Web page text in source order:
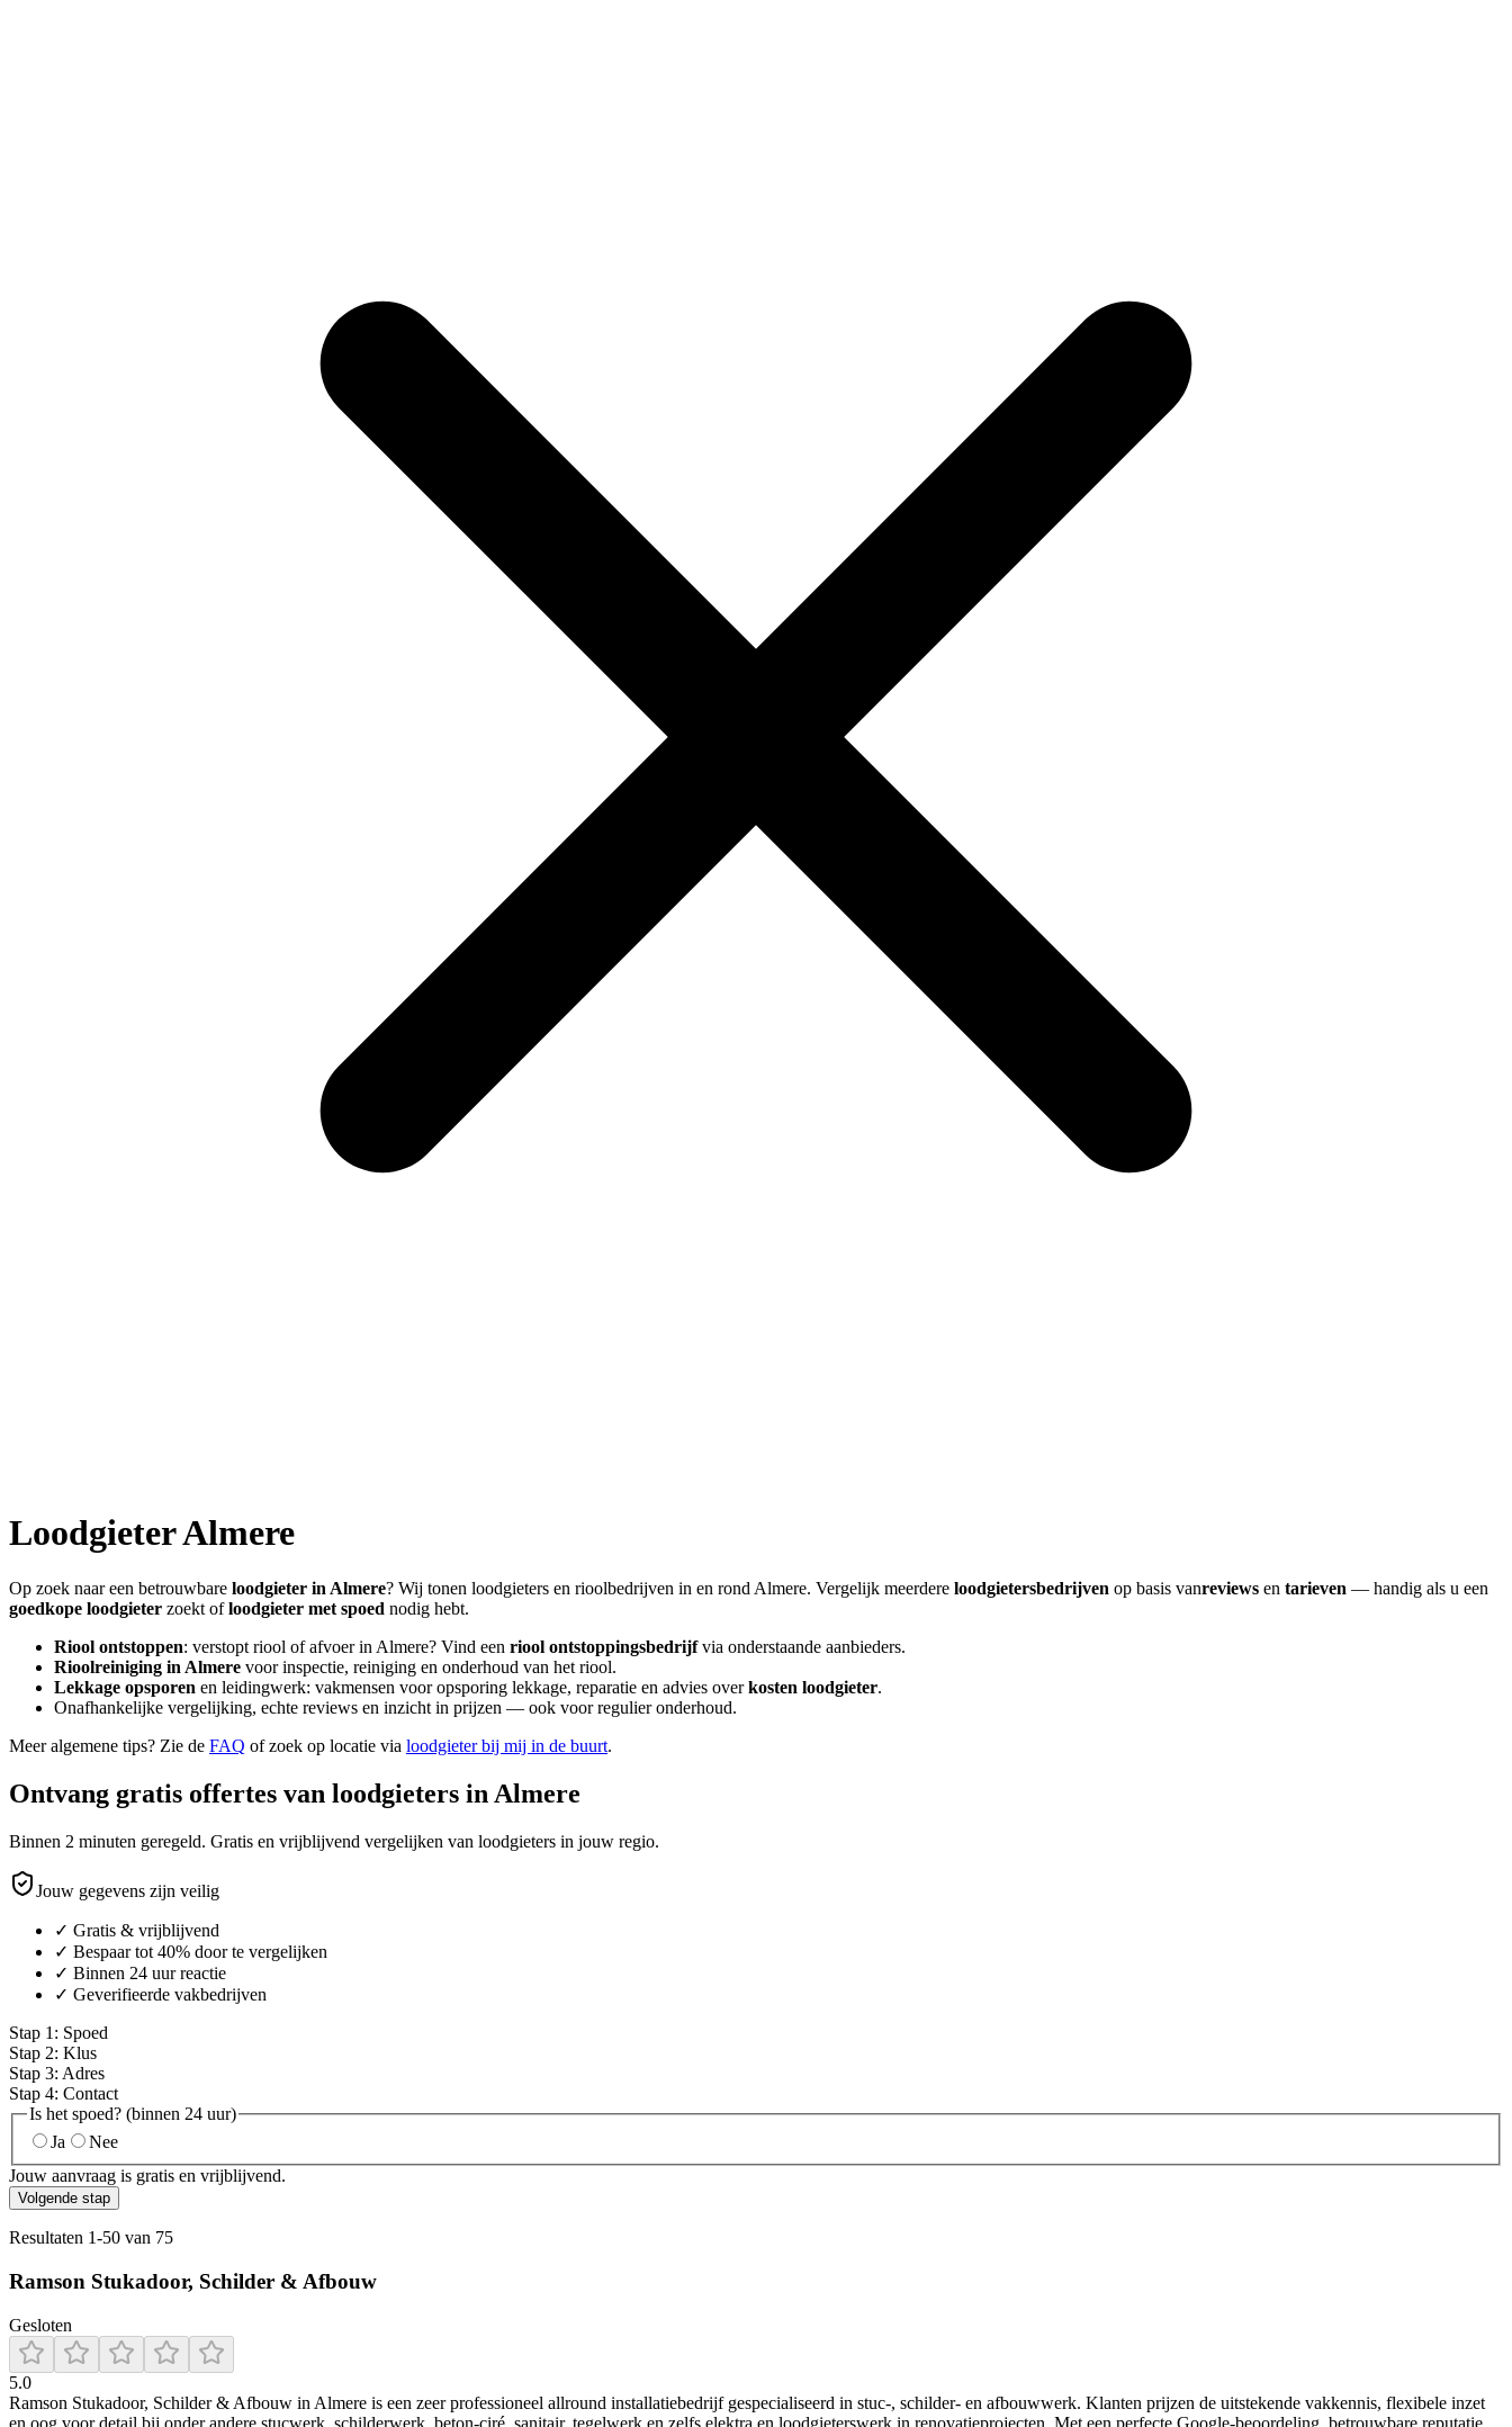
LoodgieterAlmere
Op zoek naar een betrouwbare loodgieter in Almere? Wij tonen loodgieters en rioolbedrijven in en rond Almere. Vergelijk meerdere loodgietersbedrijven op basis vanreviews en tarieven — handig als u een
goedkope loodgieter zoekt ofloodgieter met spoed nodig hebt.
Riool ontstoppen: verstopt riool of afvoer in Almere? Vind een riool ontstoppingsbedrijfvia onderstaande aanbieders.
Rioolreiniging in Almere voor inspectie, reiniging en onderhoud van het riool.
Lekkage opsporen en leidingwerk: vakmensen voor opsporing lekkage, reparatie en advies overkosten loodgieter.
Onafhankelijke vergelijking, echte reviews en inzicht in prijzen — ook voor regulier onderhoud.
Meer algemene tips? Zie de FAQ of zoek op locatie via loodgieter bij mij in de buurt.
Ontvang gratis offertes van loodgieters in Almere
Binnen 2 minuten geregeld. Gratis en vrijblijvend vergelijken van loodgieters in jouw regio.
Jouw gegevens zijn veilig
✓ Gratis & vrijblijvend
✓ Bespaar tot 40% door te vergelijken
✓ Binnen 24 uur reactie
✓ Geverifieerde vakbedrijven
Stap 1 : Spoed
Stap 2: Klus
Stap 3: Adres
Stap 4: Contact
Is het spoed? (binnen 24 uur)
Ja
Nee
Jouw aanvraag is gratis en vrijblijvend.
Volgende stap
Resultaten 1-50 van 75
Ramson Stukadoor, Schilder & Afbouw
Gesloten
5.0
Ramson Stukadoor, Schilder & Afbouw in Almere is een zeer professioneel allround installatiebedrijf gespecialiseerd in stuc-, schilder- en afbouwwerk. Klanten prijzen de uitstekende vakkennis, flexibele inzet
en oog voor detail bij onder andere stucwerk, schilderwerk, beton‑ciré, sanitair, tegelwerk en zelfs elektra en loodgieterswerk in renovatieprojecten. Met een perfecte Google‑beoordeling, betrouwbare reputatie